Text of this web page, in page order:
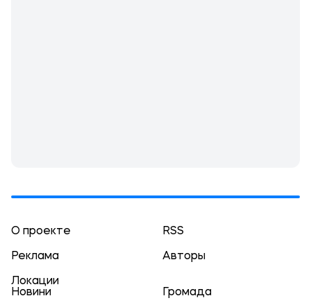
О проекте RSS
Реклама Авторы
Локации
Новини
Громада